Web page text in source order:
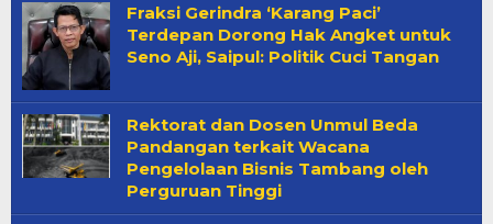
Fraksi Gerindra ‘Karang Paci’
Terdepan Dorong Hak Angket untuk
Seno Aji, Saipul: Politik Cuci Tangan
Rektorat dan Dosen Unmul Beda
Pandangan terkait Wacana
Pengelolaan Bisnis Tambang oleh
Perguruan Tinggi